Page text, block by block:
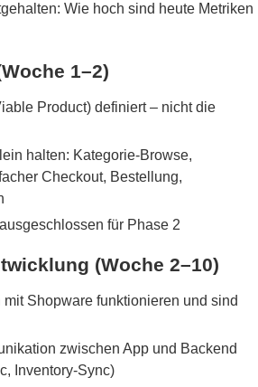
Wie hoch sind heute Metriken
1–2)
Product) definiert – nicht die
halten: Kategorie-Browse,
Checkout, Bestellung,
für Phase 2
(Woche 2–10)
mit Shopware funktionieren und sind
zwischen App und Backend
Inventory-Sync)